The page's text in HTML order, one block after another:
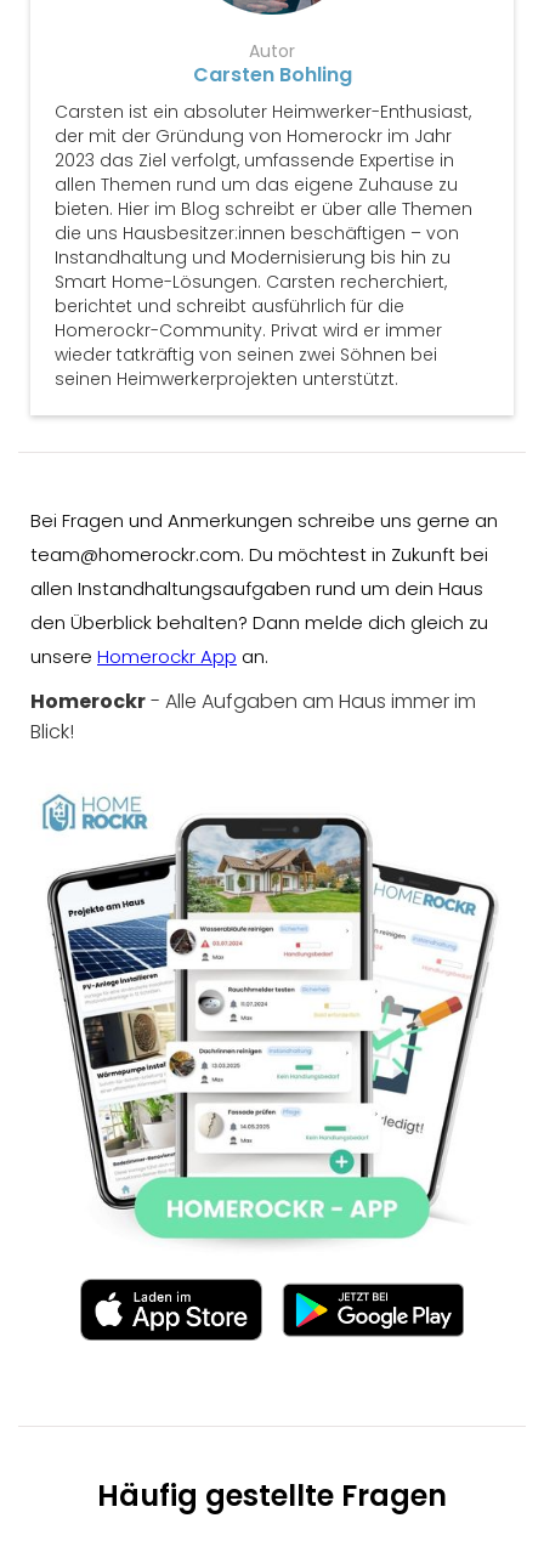
Autor
Carsten Bohling
Carsten ist ein absoluter Heimwerker-Enthusiast,
der mit der Gründung von Homerockr im Jahr
2023 das Ziel verfolgt, umfassende Expertise in
allen Themen rund um das eigene Zuhause zu
bieten. Hier im Blog schreibt er über alle Themen
die uns Hausbesitzer:innen beschäftigen – von
Instandhaltung und Modernisierung bis hin zu
Smart Home-Lösungen. Carsten recherchiert,
berichtet und schreibt ausführlich für die
Homerockr-Community. Privat wird er immer
wieder tatkräftig von seinen zwei Söhnen bei
seinen Heimwerkerprojekten unterstützt.
Bei Fragen und Anmerkungen schreibe uns gerne an
team@homerockr.com. Du möchtest in Zukunft bei
allen Instandhaltungsaufgaben rund um dein Haus
den Überblick behalten? Dann melde dich gleich zu
unsere Homerockr App an.
Homerockr- Alle Aufgaben am Haus immer im
Blick!
Häufig gestellte Fragen